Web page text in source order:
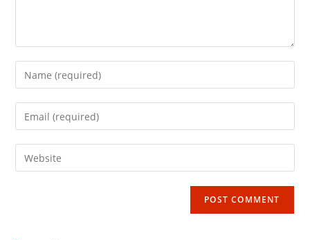
Enter
your
name
comment
Enter
your
email
address
Enter
your